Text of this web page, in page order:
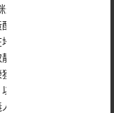
陪的咖啡館
脆口感好，一次買10
人推薦的20年老店，
房間空間大，距文化夜
嘉義火雞肉飯特優獎
鳳梨為主題的觀光工
氣美食，不管什麼時